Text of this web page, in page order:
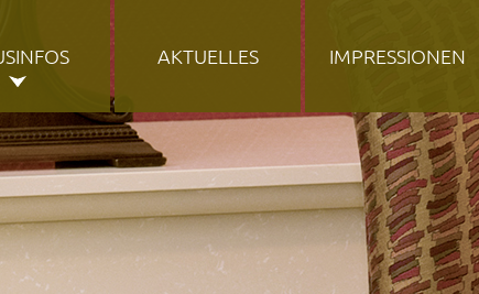
AKTUELLES IMPRESSIONEN